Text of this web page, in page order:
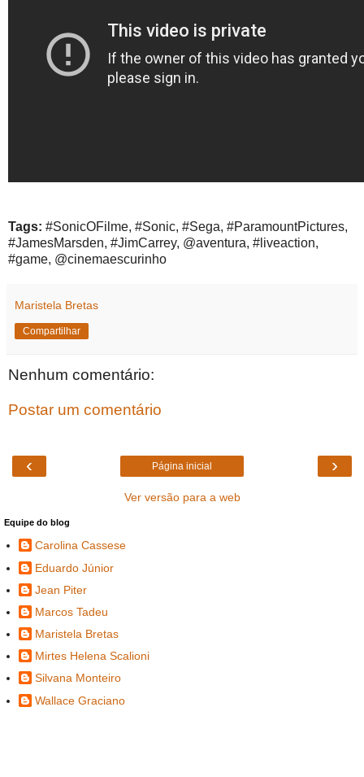
Tags: #SonicOFilme, #Sonic, #Sega, #ParamountPictures,
#JamesMarsden, #JimCarrey, @aventura, #liveaction,
#game, @cinemaescurinho
Maristela Bretas
Compartilhar
Nenhum comentário:
Postar um comentário
‹ ›
Página inicial
Ver versão para a web
Equipe do blog
Carolina Cassese
Eduardo Júnior
Jean Piter
Marcos Tadeu
Maristela Bretas
Mirtes Helena Scalioni
Silvana Monteiro
Wallace Graciano